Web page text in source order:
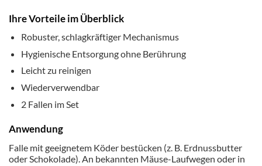
Ihre Vorteile im Überblick
Robuster, schlagkräftiger Mechanismus
Hygienische Entsorgung ohne Berührung
Leicht zu reinigen
Wiederverwendbar
2 Fallen im Set
Anwendung
Falle mit geeignetem Köder bestücken (z. B. Erdnussbutter
oder Schokolade). An bekannten Mäuse-Laufwegen oder in